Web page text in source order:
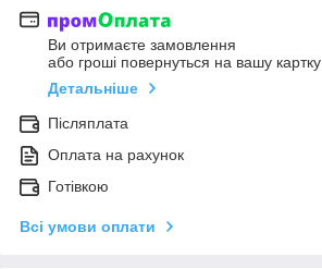
Ви отримаєте замовлення
або гроші повернуться на вашу картку
Детальніше
Післяплата
Оплата на рахунок
Готівкою
Всі умови оплати